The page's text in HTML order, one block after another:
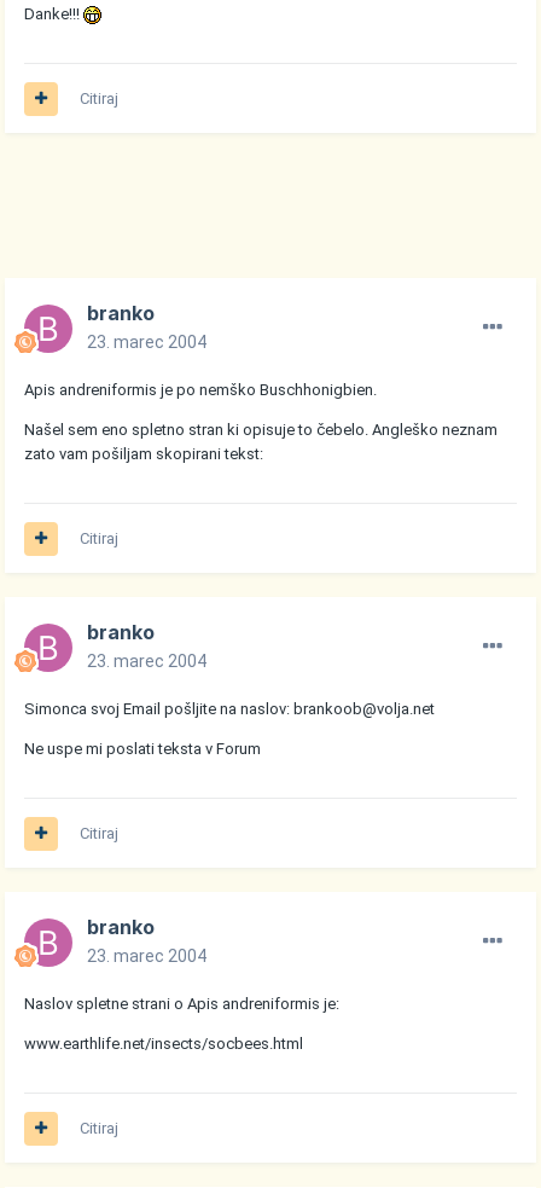
Danke!!!
Citiraj
branko
23. marec 2004
Apis andreniformis je po nemško Buschhonigbien.
Našel sem eno spletno stran ki opisuje to čebelo. Angleško neznam
zato vam pošiljam skopirani tekst:
Citiraj
branko
23. marec 2004
Simonca svoj Email pošljite na naslov: brankoob@volja.net
Ne uspe mi poslati teksta v Forum
Citiraj
branko
23. marec 2004
Naslov spletne strani o Apis andreniformis je:
www.earthlife.net/insects/socbees.html
Citiraj